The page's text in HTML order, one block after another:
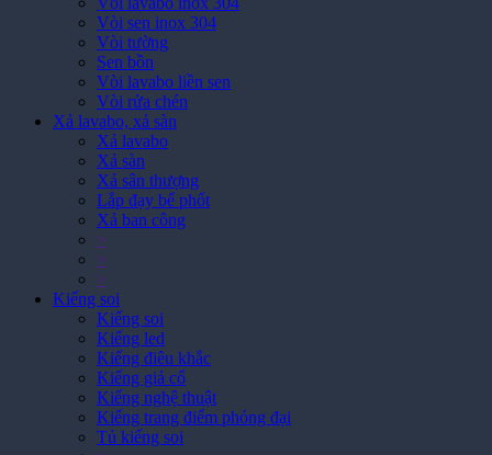
Vòi sen
Vòi lavabo inox 304
Vòi sen inox 304
Vòi tường
Sen bồn
Vòi lavabo liền sen
Vòi rửa chén
Xả lavabo, xả sàn
Xả lavabo
Xả sàn
Xả sân thượng
Lắp đạy bể phốt
Xả ban công
>
>
>
Kiếng soi
Kiếng soi
Kiếng led
Kiếng điêu khắc
Kiếng giả cổ
Kiếng nghệ thuật
Kiếng trang điểm phóng đại